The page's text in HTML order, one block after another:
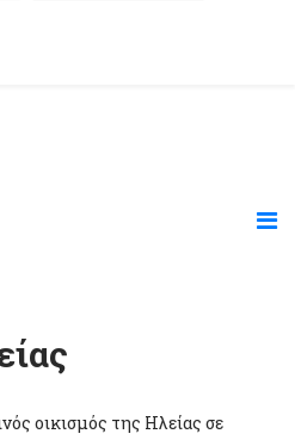
οικισμός της Ηλείας σε